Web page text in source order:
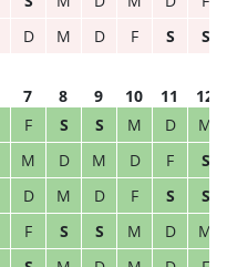
D M D F S S
7 8 9 10 11
12
F S S M D
M
M D M D F
S
D M D F S
S
F S S M D
M